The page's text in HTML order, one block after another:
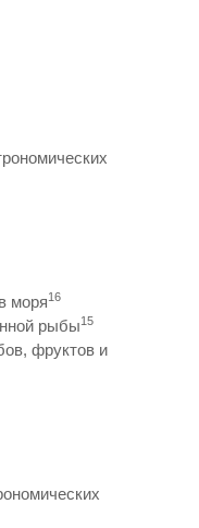
моря16
рыбы15
фруктов и